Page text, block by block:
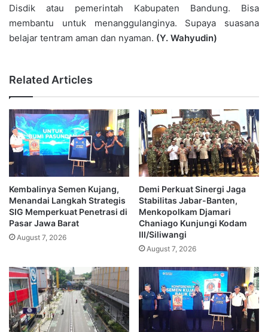
Disdik atau pemerintah Kabupaten Bandung. Bisa
membantu untuk menanggulanginya. Supaya suasana
belajar tentram aman dan nyaman. (Y. Wahyudin)
Related Articles
Kembalinya Semen Kujang,
Menandai Langkah Strategis
SIG Memperkuat Penetrasi di
Pasar Jawa Barat
August 7, 2026
Demi Perkuat Sinergi Jaga
Stabilitas Jabar-Banten,
Menkopolkam Djamari
Chaniago Kunjungi Kodam
III/Siliwangi
August 7, 2026